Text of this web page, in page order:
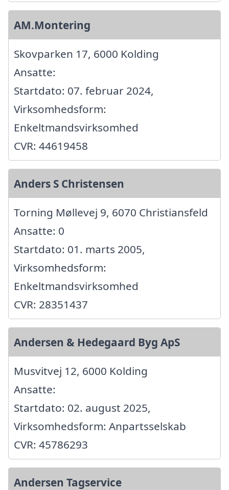
AM.Montering
Skovparken 17, 6000 Kolding
Ansatte:
Startdato: 07. februar 2024,
Virksomhedsform:
Enkeltmandsvirksomhed
CVR: 44619458
Anders S Christensen
Torning Møllevej 9, 6070 Christiansfeld
Ansatte: 0
Startdato: 01. marts 2005,
Virksomhedsform:
Enkeltmandsvirksomhed
CVR: 28351437
Andersen & Hedegaard Byg ApS
Musvitvej 12, 6000 Kolding
Ansatte:
Startdato: 02. august 2025,
Virksomhedsform: Anpartsselskab
CVR: 45786293
Andersen Tagservice